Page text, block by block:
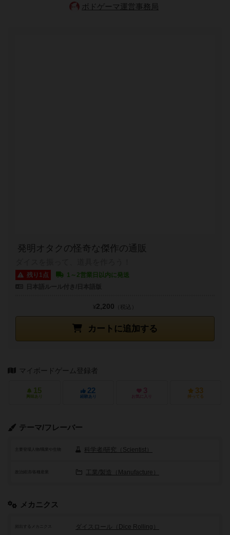
ボドゲーマ運営事務局
発明オタクの怪奇な傑作の通販
残り1点
1～2営業日以内に発送
カートに追加する
¥2,200 （税込）
マイボードゲーム登録者
15
興味あり
22
経験あり
3
お気に入り
33
持ってる
テーマ/フレーバー
科学者/研究（Scientist）
政治経済/各種産業 工業/製造（Manufacture）
メカニクス
頻出するメカニクス ダイスロール（Dice Rolling）